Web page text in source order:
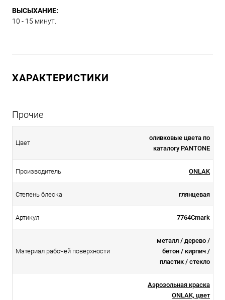
ВЫСЫХАНИЕ:
10 - 15 минут.
ХАРАКТЕРИСТИКИ
Прочие
Цвет
оливковые цвета по
каталогу PANTONE
Производитель ONLAK
Степень блеска глянцевая
Артикул 7764Cmark
Материал рабочей поверхности
металл / дерево /
бетон / кирпич /
пластик / стекло
Аэрозольная краска
ONLAK, цвет